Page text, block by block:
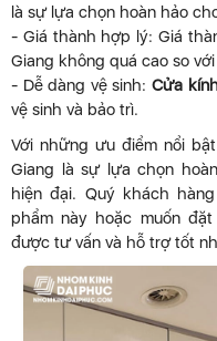
là sự lựa chọn hoàn hảo
- Giá thành hợp lý: Giá
Giang không quá cao so
- Dễ dàng vệ sinh:Cửa
vệ sinh và bảo trì.
Với những ưu điểm nổi
Giang là sự lựa chọn
hiện đại. Quý khách
phẩm này hoặc muốn
được tư vấn và hỗ trợ tốt